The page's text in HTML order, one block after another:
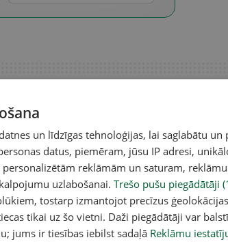
un līdzīgas tehnoloģijas, lai saglabātu un
datus, piemēram, jūsu IP adresi,
reklāmām un saturam,
uzlabošanai. Trešo pušu piegādātāji
tostarp izmantojot precīzus
tikai uz šo vietni. Daži piegādātāji var
jums ir tiesības iebilst sadaļā Reklāmu